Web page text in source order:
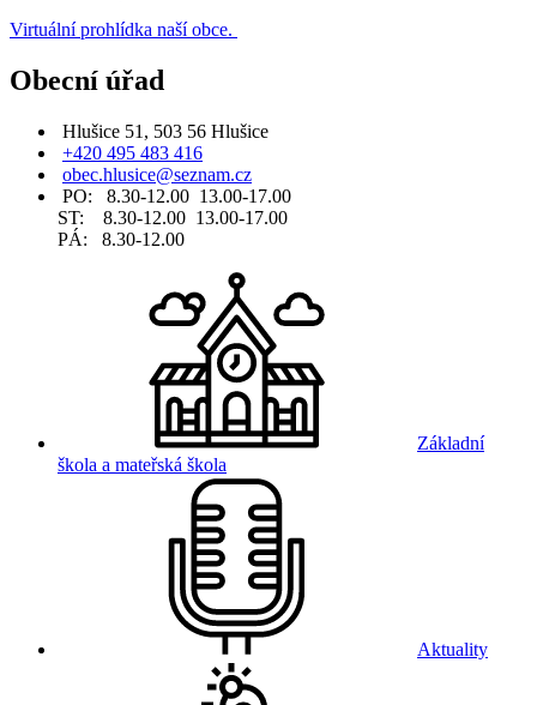
Virtuální prohlídka naší obce.
Obecní úřad
Hlušice 51, 503 56 Hlušice
+420 495 483 416
obec.hlusice@seznam.cz
PO: 8.30-12.00 13.00-17.00
ST: 8.30-12.00 13.00-17.00
PÁ: 8.30-12.00
Základní
škola a mateřská škola
Aktuality